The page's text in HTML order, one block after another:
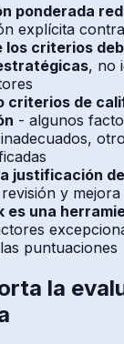
ponderada
explícita
los criterios
, no
criterios de
- algunos
justificación
y
es una
puntuaciones
la